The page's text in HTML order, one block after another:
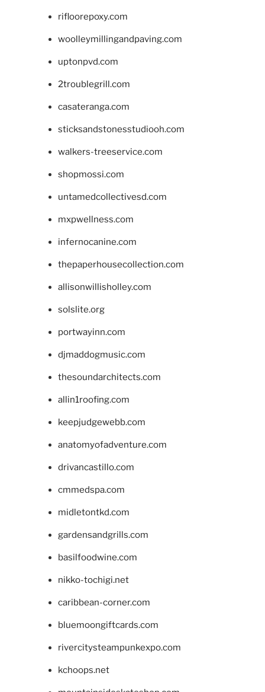
rifloorepoxy.com
woolleymillingandpaving.com
uptonpvd.com
2troublegrill.com
casateranga.com
sticksandstonesstudiooh.com
walkers-treeservice.com
shopmossi.com
untamedcollectivesd.com
mxpwellness.com
infernocanine.com
thepaperhousecollection.com
allisonwillisholley.com
solslite.org
portwayinn.com
djmaddogmusic.com
thesoundarchitects.com
allin1roofing.com
keepjudgewebb.com
anatomyofadventure.com
drivancastillo.com
cmmedspa.com
midletontkd.com
gardensandgrills.com
basilfoodwine.com
nikko-tochigi.net
caribbean-corner.com
bluemoongiftcards.com
rivercitysteampunkexpo.com
kchoops.net